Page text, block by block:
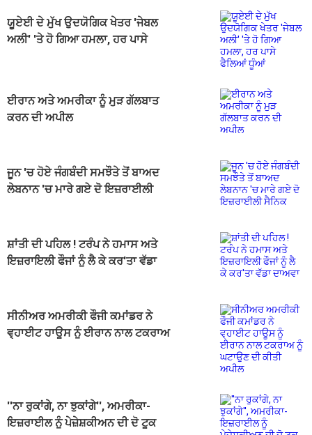
ਯੂਏਈ ਦੇ ਮੁੱਖ ਉਦਯੋਗਿਕ ਖੇਤਰ 'ਜੇਬਲ
ਅਲੀ' 'ਤੇ ਹੋ ਗਿਆ ਹਮਲਾ, ਹਰ ਪਾਸੇ
ਈਰਾਨ ਅਤੇ ਅਮਰੀਕਾ ਨੂੰ ਮੁੜ ਗੱਲਬਾਤ
ਕਰਨ ਦੀ ਅਪੀਲ
ਜੂਨ 'ਚ ਹੋਏ ਜੰਗਬੰਦੀ ਸਮਝੌਤੇ ਤੋਂ ਬਾਅਦ
ਲੇਬਨਾਨ 'ਚ ਮਾਰੇ ਗਏ ਦੋ ਇਜ਼ਰਾਈਲੀ
ਸ਼ਾਂਤੀ ਦੀ ਪਹਿਲ ! ਟਰੰਪ ਨੇ ਹਮਾਸ ਅਤੇ
ਇਜ਼ਰਾਇਲੀ ਫੌਜਾਂ ਨੂੰ ਲੈ ਕੇ ਕਰ'ਤਾ ਵੱਡਾ
ਸੀਨੀਅਰ ਅਮਰੀਕੀ ਫੌਜੀ ਕਮਾਂਡਰ ਨੇ
ਵ੍ਹਾਈਟ ਹਾਊਸ ਨੂੰ ਈਰਾਨ ਨਾਲ ਟਕਰਾਅ
''ਨਾ ਰੁਕਾਂਗੇ, ਨਾ ਝੁਕਾਂਗੇ'', ਅਮਰੀਕਾ-
ਇਜ਼ਰਾਈਲ ਨੂੰ ਪੇਜ਼ੇਸ਼ਕੀਅਨ ਦੀ ਦੋ ਟੂਕ